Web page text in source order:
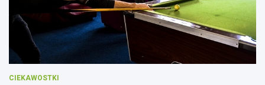
CIEKAWOSTKI